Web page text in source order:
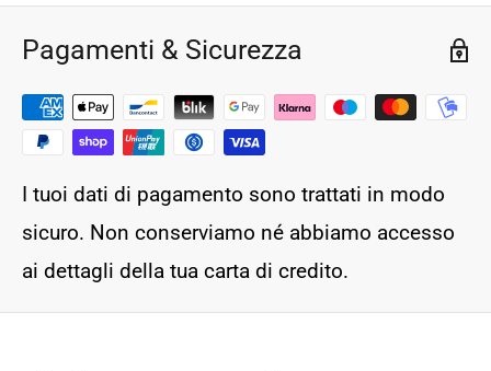
Pagamenti & Sicurezza
I tuoi dati di pagamento sono trattati in modo
sicuro. Non conserviamo né abbiamo accesso
ai dettagli della tua carta di credito.